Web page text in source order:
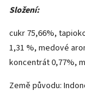
Složení:
cukr 75,66%,
1,31 %, medové
koncentrát 0,77%,
Země původu: